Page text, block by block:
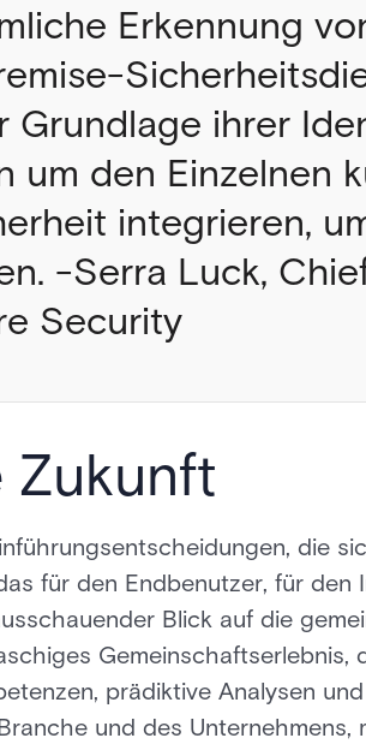
Erkennung
Grundlage ihrer
um den Einzelnen
integrieren,
-Serra Luck,
Security
Zukunft
die
für den Endbenutzer, für den
Blick auf die
Gemeinschaftserlebnis,
prädiktive Analysen
und des Unternehmens,